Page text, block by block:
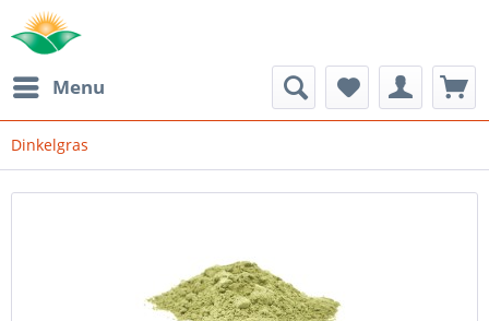
Menu
Dinkelgras